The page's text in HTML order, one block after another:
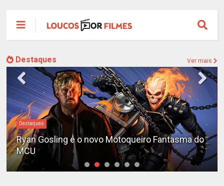
Destaques Ver mais
Destaques
Ryan Gosling é o novo Motoqueiro Fantasma do
MCU